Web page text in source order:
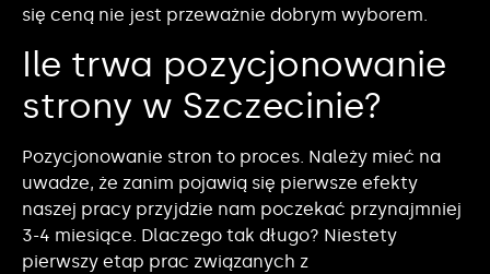
się ceną nie jest przeważnie dobrym wyborem.
Ile trwa pozycjonowanie
strony w Szczecinie?
Pozycjonowanie stron to proces. Należy mieć na
uwadze, że zanim pojawią się pierwsze efekty
naszej pracy przyjdzie nam poczekać przynajmniej
3-4 miesiące. Dlaczego tak długo? Niestety
pierwszy etap prac związanych z